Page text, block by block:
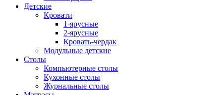
Детские
Кровати
1-ярусные
2-ярусные
Кровать-чердак
Модульные детские
Столы
Компьютерные столы
Кухонные столы
Журнальные столы